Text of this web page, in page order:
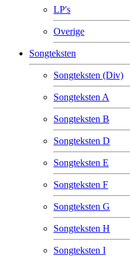
LP's
Overige
Songteksten
Songteksten (Div)
Songteksten A
Songteksten B
Songteksten D
Songteksten E
Songteksten F
Songteksten G
Songteksten H
Songteksten I